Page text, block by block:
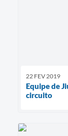
22 FEV 2019
Equipe de
circuito